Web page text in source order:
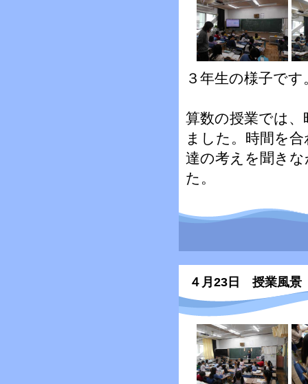
３年生の様子です
算数の授業では
ました。時間を
達の考えを聞き
た。
４月23日 授業風